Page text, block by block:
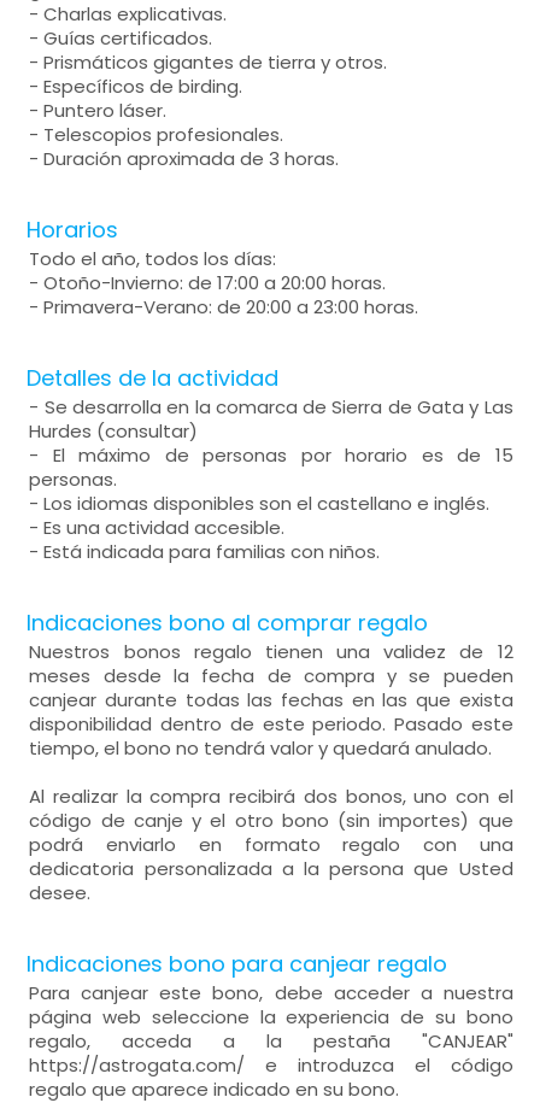
- Charlas explicativas.
- Guías certificados.
- Prismáticos gigantes de tierra y otros.
- Específicos de birding.
- Puntero láser.
- Telescopios profesionales.
- Duración aproximada de 3 horas.
Horarios
Todo el año, todos los días:
- Otoño-Invierno: de 17:00 a 20:00 horas.
- Primavera-Verano: de 20:00 a 23:00 horas.
Detalles de la actividad
- Se desarrolla en la comarca de Sierra de Gata y Las
Hurdes (consultar)
- El máximo de personas por horario es de 15
personas.
- Los idiomas disponibles son el castellano e inglés.
- Es una actividad accesible.
- Está indicada para familias con niños.
Indicaciones bono al comprar regalo
Nuestros bonos regalo tienen una validez de 12
meses desde la fecha de compra y se pueden
canjear durante todas las fechas en las que exista
disponibilidad dentro de este periodo. Pasado este
tiempo, el bono no tendrá valor y quedará anulado.
Al realizar la compra recibirá dos bonos, uno con el
código de canje y el otro bono (sin importes) que
podrá enviarlo en formato regalo con una
dedicatoria personalizada a la persona que Usted
desee.
Indicaciones bono para canjear regalo
Para canjear este bono, debe acceder a nuestra
página web seleccione la experiencia de su bono
regalo, acceda a la pestaña "CANJEAR"
https://astrogata.com/ e introduzca el código
regalo que aparece indicado en su bono.